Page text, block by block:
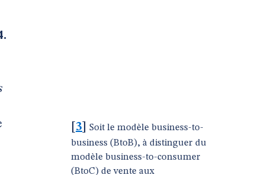
3
Soit le modèle business-to-
business (BtoB), à distinguer du
modèle business-to-consumer
(BtoC) de vente aux